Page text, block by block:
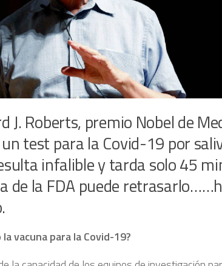
J. Roberts, premio Nobel de
test para la Covid-19 por
infalible y tarda solo 45
de la FDA puede
la vacuna para la Covid-19?